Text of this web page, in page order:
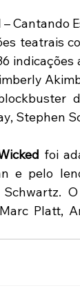
Cantando
teatrais
Stephen
foi
e pelo
Platt,